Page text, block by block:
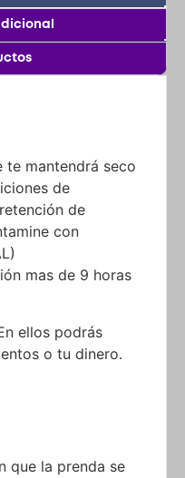
mantendrá seco
de
de
con
mas de 9 horas
ellos podrás
o tu dinero.
que la prenda se